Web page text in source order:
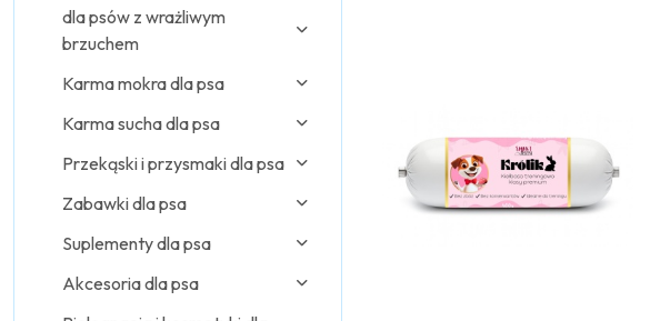
dla psów z wrażliwym
brzuchem
Karma mokra dla psa
Karma sucha dla psa
Przekąski i przysmaki dla psa
Zabawki dla psa
Suplementy dla psa
Akcesoria dla psa